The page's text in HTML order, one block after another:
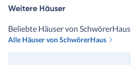
Weitere Häuser
Beliebte Häuser von SchwörerHaus
Alle Häuser von SchwörerHaus